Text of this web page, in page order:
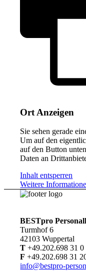
Ort Anzeigen
Sie sehen gerade
Um auf den
auf den Button
Daten an
Inhalt entsperren
Weitere
BESTpro
Turmhof 6
42103 Wuppertal
T +49.202.698 31 0
F +49.202.698 31
info@bestpro-